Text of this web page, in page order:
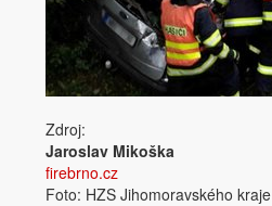
Zdroj:
Jaroslav Mikoška
firebrno.cz
Foto: HZS Jihomoravského kraje